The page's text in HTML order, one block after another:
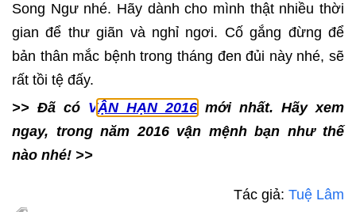
Song Ngư nhé. Hãy dành cho mình thật nhiều thời
gian để thư giãn và nghỉ ngơi. Cố gắng đừng để
bản thân mắc bệnh trong tháng đen đủi này nhé, sẽ
rất tồi tệ đấy.
>> Đã có VẬN HẠN 2016 mới nhất. Hãy xem
ngay, trong năm 2016 vận mệnh bạn như thế
nào nhé! >>
Tác giả: Tuệ Lâm